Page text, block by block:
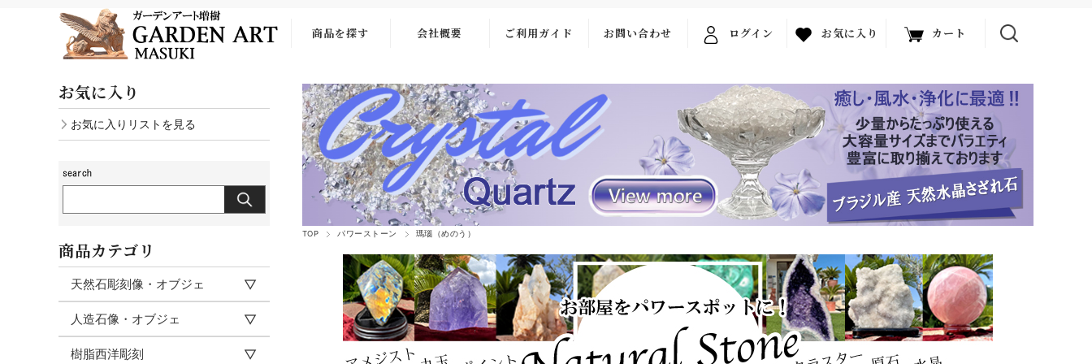
商品を探す 会社概要 ご利用ガイド
お支払い・送料
お問い合わせ ログイン お気に入り カート
TOP パワーストーン 瑪瑙（めのう）
お気に入り
お気に入りリストを見る
商品カテゴリ
天然石彫刻像・オブジェ
人造石像・オブジェ
樹脂西洋彫刻